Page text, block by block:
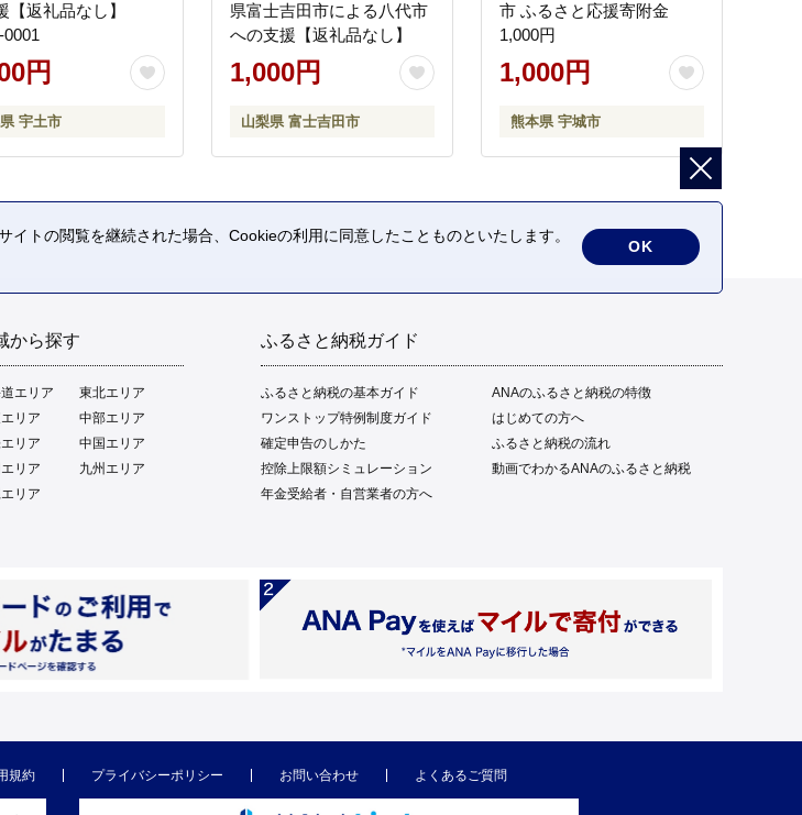
【返礼品なし】
0001
円
宇土市
県富士吉田市による八代市
への支援【返礼品なし】
1,000円
山梨県 富士吉田市
市 ふるさと応援寄附金
1,000円
1,000円
熊本県 宇城市
から探す
エリア
東北エリア
リア
中部エリア
リア
中国エリア
リア
九州エリア
リア
ふるさと納税ガイド
ふるさと納税の基本ガイド
ANAのふるさと納税の特徴
ワンストップ特例制度ガイド
はじめての方へ
確定申告のしかた
ふるさと納税の流れ
控除上限額シミュレーション
動画でわかるANAのふるさと納税
年金受給者・自営業者の方へ
規約 プライバシーポリシー お問い合わせ よくあるご質問
トの閲覧を継続された場合、Cookieの利用に同意したことものといたします。
OK